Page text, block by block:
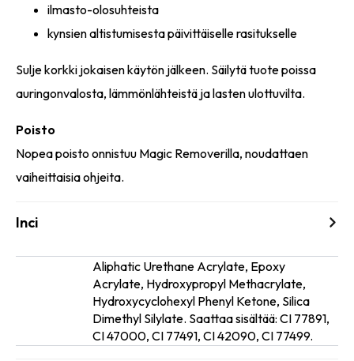
ilmasto-olosuhteista
kynsien altistumisesta päivittäiselle rasitukselle
Sulje korkki jokaisen käytön jälkeen. Säilytä tuote poissa
auringonvalosta, lämmönlähteistä ja lasten ulottuvilta.
Poisto
Nopea poisto onnistuu Magic Removerilla, noudattaen
vaiheittaisia ohjeita.
Inci
Aliphatic Urethane Acrylate, Epoxy
Acrylate, Hydroxypropyl Methacrylate,
Hydroxycyclohexyl Phenyl Ketone, Silica
Dimethyl Silylate. Saattaa sisältää: CI 77891,
CI 47000, CI 77491, CI 42090, CI 77499.